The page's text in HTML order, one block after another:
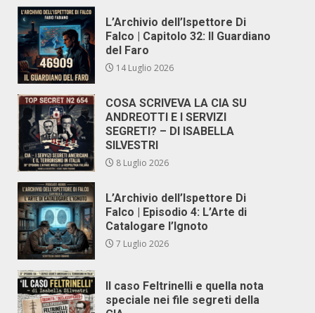
L’Archivio dell’Ispettore Di
Falco | Capitolo 32: Il Guardiano
del Faro
14 Luglio 2026
COSA SCRIVEVA LA CIA SU
ANDREOTTI E I SERVIZI
SEGRETI? – DI ISABELLA
SILVESTRI
8 Luglio 2026
L’Archivio dell’Ispettore Di
Falco | Episodio 4: L’Arte di
Catalogare l’Ignoto
7 Luglio 2026
Il caso Feltrinelli e quella nota
speciale nei file segreti della